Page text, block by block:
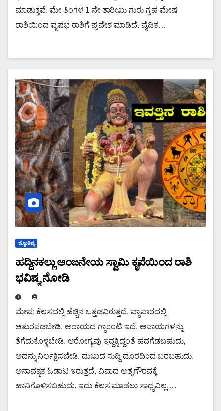
ಮಾಡುತ್ತವೆ. ಮೇ ತಿಂಗಳ 1 ನೇ ತಾರೀಖು ಗುರು ಗ್ರಹ ಮೇಷ
ರಾಶಿಯಿಂದ ವೃಷಭ ರಾಶಿಗೆ ಪ್ರವೇಶ ಮಾಡಿದೆ. ವೈದಿಕ…
ಜ್ಯೋತಿಷ್ಯ
ಹದ್ದಿನಕಲ್ಲು ಆಂಜನೇಯ ಸ್ವಾಮಿ ಕೃಪೆಯಿಂದ ರಾಶಿ
ಭವಿಷ್ಯ ನೋಡಿ
ಮೇಷ: ಕೆಲಸದಲ್ಲಿ ಹೆಚ್ಚಿನ ಒತ್ತಡವಿರುತ್ತದೆ. ವ್ಯಾಪಾರದಲ್ಲಿ
ಆತುರಪಡಬೇಡಿ. ಆದಾಯದ ಗ್ಯಾರಂಟಿ ಇದೆ. ಅಪಾಯಗಳನ್ನು
ತೆಗೆದುಕೊಳ್ಳಬೇಡಿ. ಆರೋಗ್ಯವು ಇದ್ದಕ್ಕಿದ್ದಂತೆ ಹದಗೆಡಬಹುದು,
ಅದನ್ನು ನಿರ್ಲಕ್ಷಿಸಬೇಡಿ. ದುಃಖದ ಸುದ್ದಿ ದೂರದಿಂದ ಬರಬಹುದು.
ಅನಾವಶ್ಯಕ ಓಡಾಟ ಇರುತ್ತದೆ. ವಿವಾದ ಆತ್ಮಗೌರವಕ್ಕೆ
ಹಾನಿಗೊಳಿಸಬಹುದು. ಇದು ಕೆಲಸ ಮಾಡಲು ಸಾಧ್ಯವಿಲ್ಲ.…